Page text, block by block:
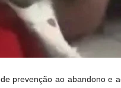
prevenção ao abandono e